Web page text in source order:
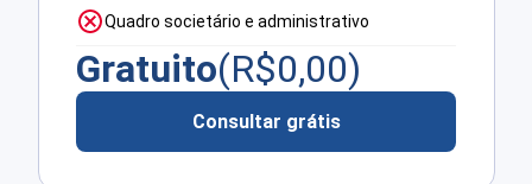
Quadro societário e administrativo
Gratuito(R$0,00)
Consultar grátis